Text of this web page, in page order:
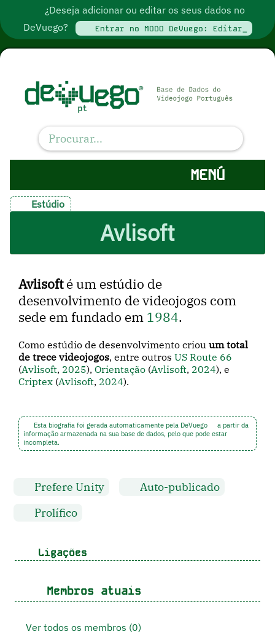
¿Deseja adicionar ou editar os seus dados no
DeVuego?
Entrar no MODO DeVuego: Editar_
MENÚ
Estúdio
Avlisoft
Avlisofté um estúdio de
desenvolvimento de videojogos com
sede em fundado em 1984.
Como estúdio de desenvolvimento criouum total
de trece videojogos, entre outrosUS Route 66
(Avlisoft, 2025),Orientação (Avlisoft, 2024), e
Criptex (Avlisoft, 2024).
Esta biografia foi gerada automaticamente pela DeVuego
a partir da
informação armazenada na sua base de dados, pelo que pode estar
incompleta.
Prefere Unity
Auto-publicado
Prolífico
Ligações
Membros atuais
Ver todos os membros (0)